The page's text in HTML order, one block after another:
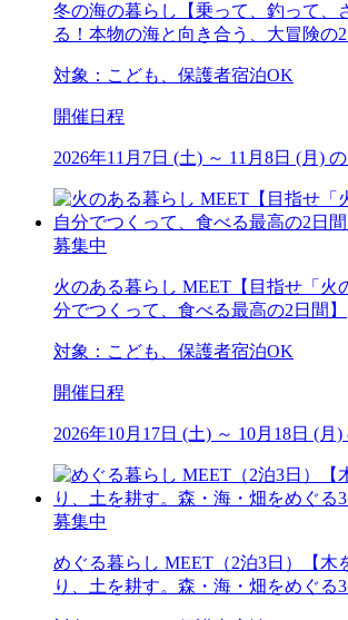
冬の海の暮らし【乗って、釣って、
る！本物の海と向き合う、大冒険の2
対象：こども、保護者宿泊OK
開催日程
2026年11月7日 (土) ～ 11月8日 (月) の
募集中
火のある暮らし MEET【目指せ「火
分でつくって、食べる最高の2日間】
対象：こども、保護者宿泊OK
開催日程
2026年10月17日 (土) ～ 10月18日 (月)
募集中
めぐる暮らし MEET（2泊3日）【木
り、土を耕す。森・海・畑をめぐる3